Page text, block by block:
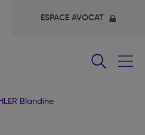
ESPACE AVOCAT
Blandine